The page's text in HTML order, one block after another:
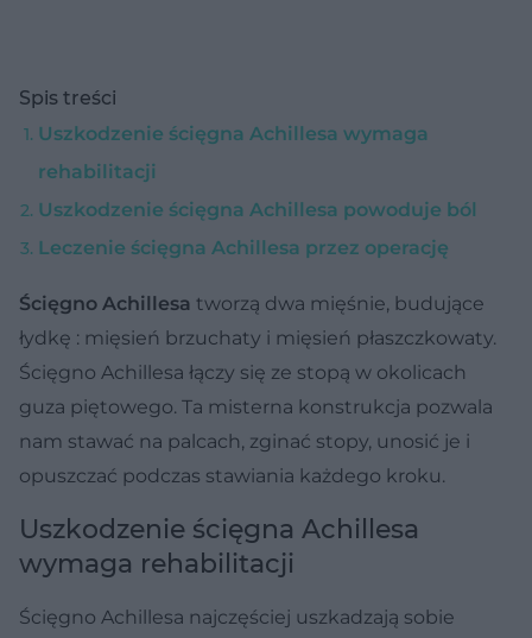
Spis treści
Uszkodzenie ścięgna Achillesa wymaga
rehabilitacji
Uszkodzenie ścięgna Achillesa powoduje ból
Leczenie ścięgna Achillesa przez operację
Ścięgno Achillesa tworzą dwa mięśnie, budujące
łydkę : mięsień brzuchaty i mięsień płaszczkowaty.
Ścięgno Achillesa łączy się ze stopą w okolicach
guza piętowego. Ta misterna konstrukcja pozwala
nam stawać na palcach, zginać stopy, unosić je i
opuszczać podczas stawiania każdego kroku.
Uszkodzenie ścięgna Achillesa
wymaga rehabilitacji
Ścięgno Achillesa najczęściej uszkadzają sobie